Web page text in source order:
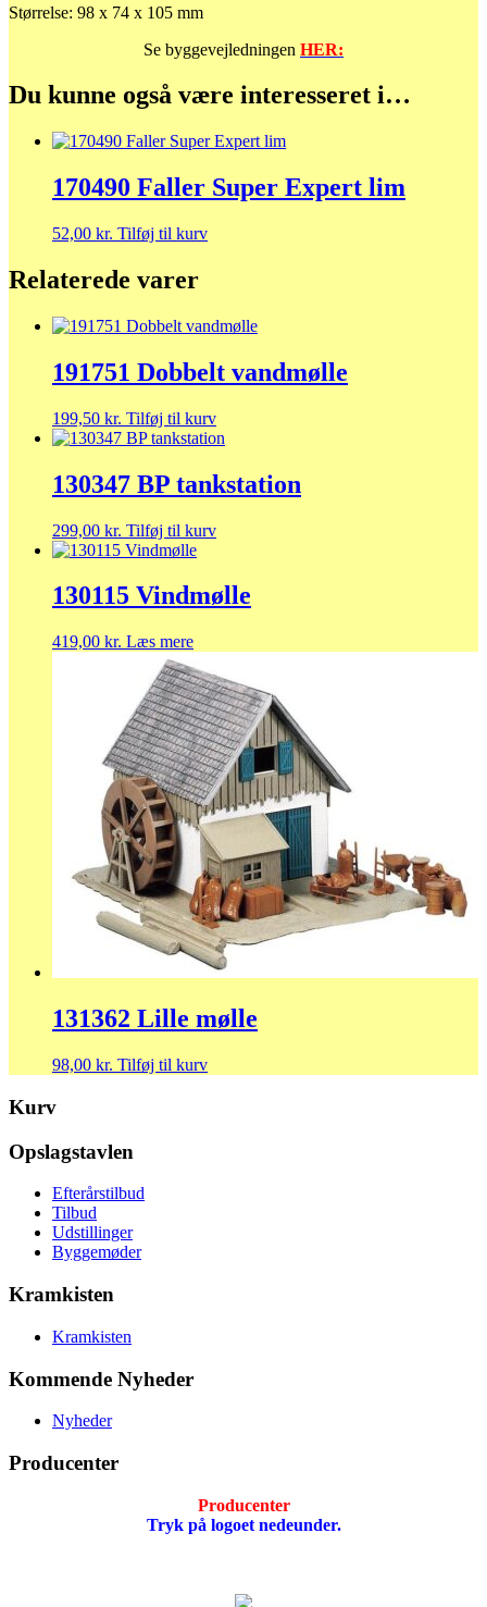
Størrelse: 98 x 74 x 105 mm
Se byggevejledningen HER:
Du kunne også være interesseret i…
170490 Faller Super Expert lim
52,00 kr. Tilføj til kurv
Relaterede varer
191751 Dobbelt vandmølle
199,50 kr. Tilføj til kurv
130347 BP tankstation
299,00 kr. Tilføj til kurv
130115 Vindmølle
419,00 kr. Læs mere
131362 Lille mølle
98,00 kr. Tilføj til kurv
Kurv
Opslagstavlen
Efterårstilbud
Tilbud
Udstillinger
Byggemøder
Kramkisten
Kramkisten
Kommende Nyheder
Nyheder
Producenter
Producenter
Tryk på logoet nedeunder.